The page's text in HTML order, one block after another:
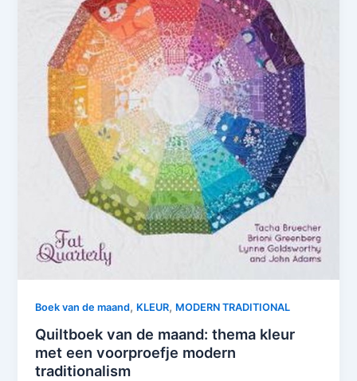
Boek van de maand, KLEUR, MODERN TRADITIONAL
Quiltboek van de maand: thema kleur
met een voorproefje modern
traditionalism